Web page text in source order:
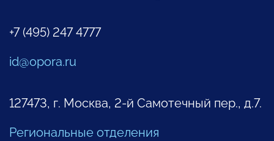
+7 (495) 247 4777
id@opora.ru
127473, г. Москва, 2-й Самотечный пер., д.7.
Региональные отделения